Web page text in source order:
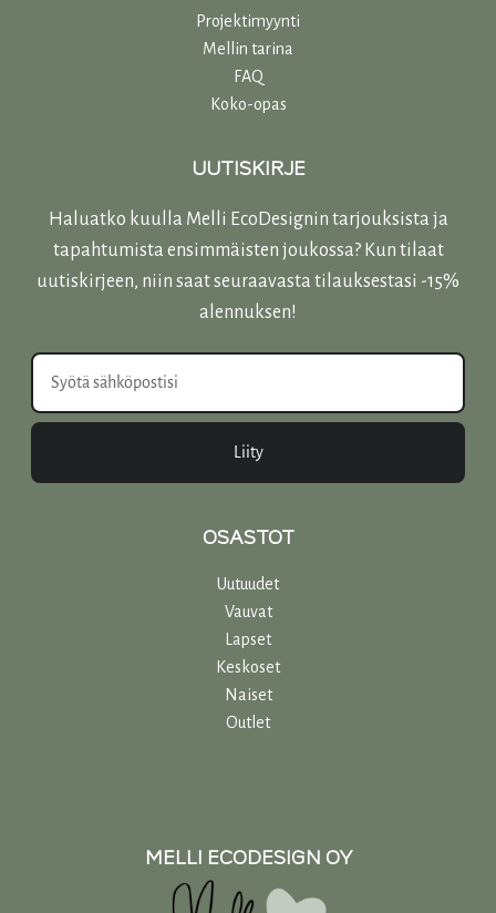
Projektimyynti
Mellin tarina
FAQ
Koko-opas
UUTISKIRJE
Haluatko kuulla Melli EcoDesignin tarjouksista ja
tapahtumista ensimmäisten joukossa? Kun tilaat
uutiskirjeen, niin saat seuraavasta tilauksestasi -15%
alennuksen!
Liity
OSASTOT
Uutuudet
Vauvat
Lapset
Keskoset
Naiset
Outlet
MELLI ECODESIGN OY